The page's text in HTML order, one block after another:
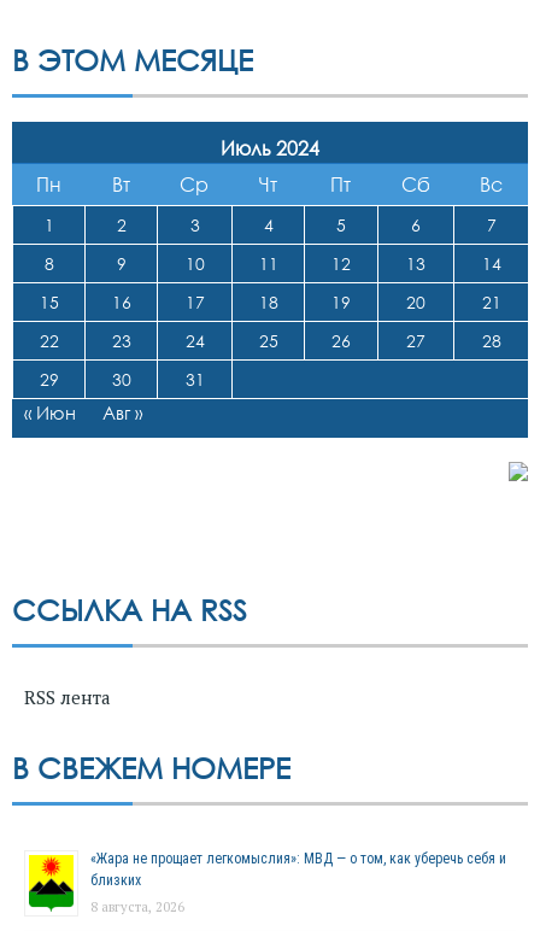
В ЭТОМ МЕСЯЦЕ
Июль 2024
Пн
Вт Ср Чт Пт Сб Вс
1 2 3 4 5 6
7
8
9 10 11 12 13
14
15
16 17 18 19 20
21
22
23 24 25 26 27
28
29
30 31
« Июн Авг »
ССЫЛКА НА RSS
RSS лента
В СВЕЖЕМ НОМЕРЕ
«Жара не прощает легкомыслия»: МВД — о том, как уберечь себя и
близких
8 августа, 2026